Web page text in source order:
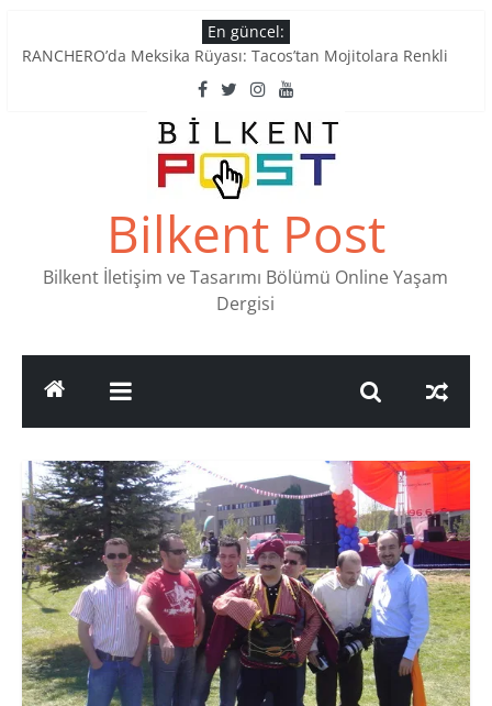
to
En güncel:
RANCHERO’da Meksika Rüyası: Tacos’tan Mojitolara Renkli
Ankara’nın Ruhunu Notalarda Yaşatan 4 Müzik Durağı
Pullardaki tarih: PTT Pul Müzesi
Stamp Collectors Unite: Places to Find Stamps in Ankara
Tatlı Konuşalım: Ankara’nın 4 Köklü Pastanesi
Bilkent Post
Bilkent İletişim ve Tasarımı Bölümü Online Yaşam
Dergisi